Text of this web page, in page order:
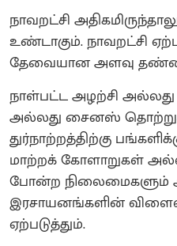
நாவறட்சி
உண்டாகும். நாவறட்சி
தேவையான அளவு தண்ணீர்
நாள்பட்ட அழற்சி
அல்லது சைனஸ்
துர்நாற்றத்திற்கு
மாற்றக் கோளாறுகள்
போன்ற நிலைமைகளும்
இரசாயனங்களின்
ஏற்படுத்தும்.